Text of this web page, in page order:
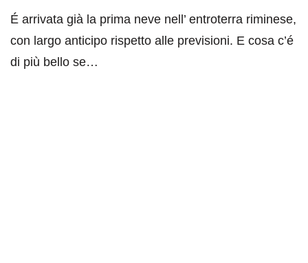
É arrivata già la prima neve nell’ entroterra riminese,
con largo anticipo rispetto alle previsioni. E cosa c’é
di più bello se…